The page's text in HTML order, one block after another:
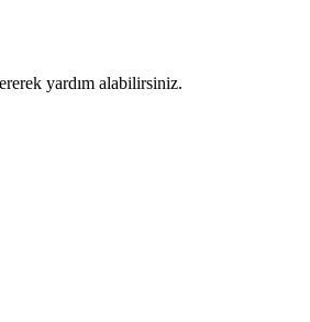
yardım alabilirsiniz.